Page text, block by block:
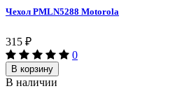
Чехол PMLN5288 Motorola
315 ₽
0
В корзину
В наличии